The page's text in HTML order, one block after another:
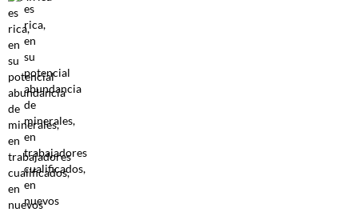
es
rica,
en
su
potencial
abundancia
de
minerales,
en
trabajadores
cualificados,
en
nuevos